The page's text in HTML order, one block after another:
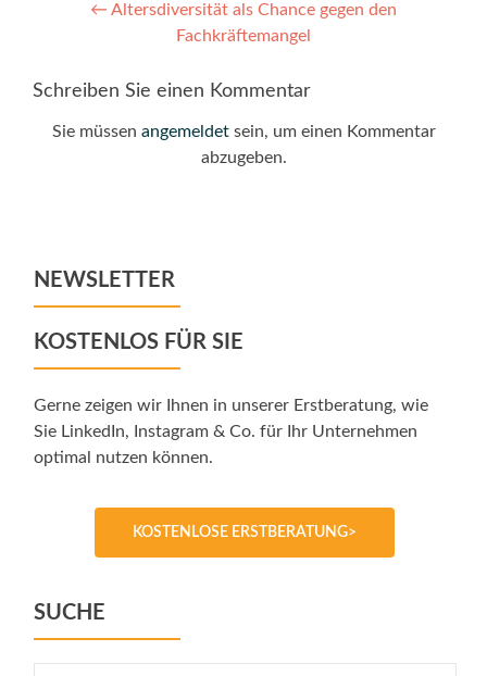
Post
navigation
← Altersdiversität als Chance gegen den
Fachkräftemangel
Schreiben Sie einen Kommentar
Sie müssen angemeldetsein, um einen Kommentar
abzugeben.
NEWSLETTER
KOSTENLOS FÜR SIE
Gerne zeigen wir Ihnen in unserer Erstberatung, wie
Sie LinkedIn, Instagram & Co. für Ihr Unternehmen
optimal nutzen können.
KOSTENLOSE ERSTBERATUNG>
SUCHE